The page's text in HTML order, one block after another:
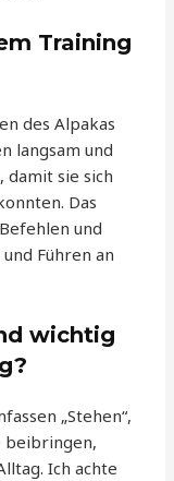
Training
des Alpakas
langsam und
sie sich
Das
und
Führen an
wichtig
„Stehen“,
beibringen,
Ich achte